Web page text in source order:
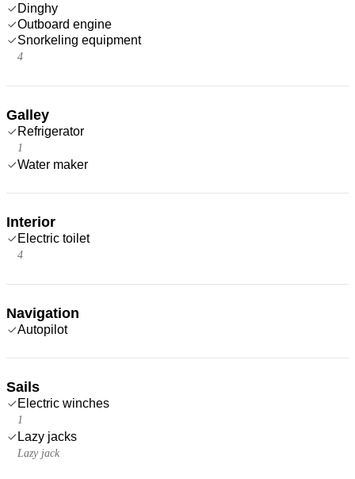
Dinghy
Outboard engine
Snorkeling equipment
4
Galley
Refrigerator
1
Water maker
Interior
Electric toilet
4
Navigation
Autopilot
Sails
Electric winches
1
Lazy jacks
Lazy jack